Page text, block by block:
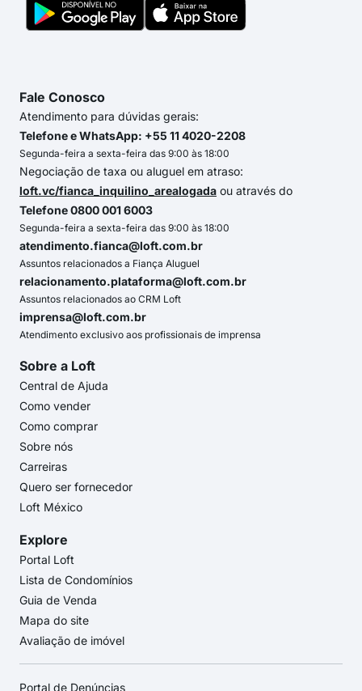
Fale Conosco
Atendimento para dúvidas gerais:
Telefone e WhatsApp: +55 11 4020-2208
Segunda-feira a sexta-feira das 9:00 às 18:00
Negociação de taxa ou aluguel em atraso:
loft.vc/fianca_inquilino_arealogada ou através do
Telefone 0800 001 6003
Segunda-feira a sexta-feira das 9:00 às 18:00
atendimento.fianca@loft.com.br
Assuntos relacionados a Fiança Aluguel
relacionamento.plataforma@loft.com.br
Assuntos relacionados ao CRM Loft
imprensa@loft.com.br
Atendimento exclusivo aos profissionais de imprensa
Sobre a Loft
Central de Ajuda
Como vender
Como comprar
Sobre nós
Carreiras
Quero ser fornecedor
Loft México
Explore
Portal Loft
Lista de Condomínios
Guia de Venda
Mapa do site
Avaliação de imóvel
Portal de Denúncias